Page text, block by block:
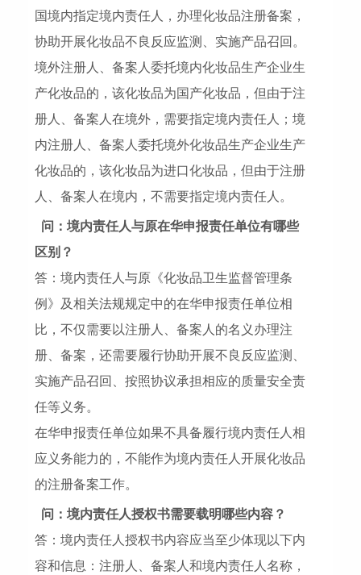
国境内指定境内责任人，办理化妆品注册备案，
协助开展化妆品不良反应监测、实施产品召回。
境外注册人、备案人委托境内化妆品生产企业生
产化妆品的，该化妆品为国产化妆品，但由于注
册人、备案人在境外，需要指定境内责任人；境
内注册人、备案人委托境外化妆品生产企业生产
化妆品的，该化妆品为进口化妆品，但由于注册
人、备案人在境内，不需要指定境内责任人。
问：境内责任人与原在华申报责任单位有哪些
区别？
答：境内责任人与原《化妆品卫生监督管理条
例》及相关法规规定中的在华申报责任单位相
比，不仅需要以注册人、备案人的名义办理注
册、备案，还需要履行协助开展不良反应监测、
实施产品召回、按照协议承担相应的质量安全责
任等义务。
在华申报责任单位如果不具备履行境内责任人相
应义务能力的，不能作为境内责任人开展化妆品
的注册备案工作。
问：境内责任人授权书需要载明哪些内容？
答：境内责任人授权书内容应当至少体现以下内
容和信息：注册人、备案人和境内责任人名称，